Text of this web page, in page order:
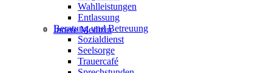
Innere Medizin
Wahlleistungen
Entlassung
Beratung und Betreuung
Sozialdienst
Seelsorge
Trauercafé